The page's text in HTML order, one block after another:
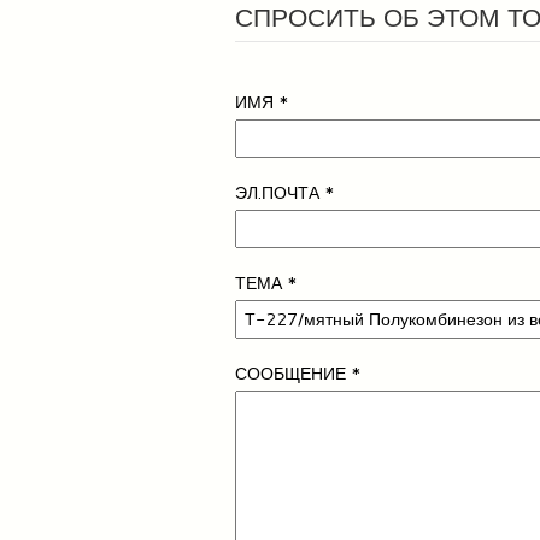
СПРОСИТЬ ОБ ЭТОМ
ИМЯ *
ЭЛ.ПОЧТА*
ТЕМА*
СООБЩЕНИЕ *